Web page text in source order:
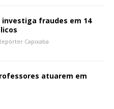
investiga fraudes em 14
Capixaba
atuarem em